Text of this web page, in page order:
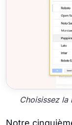
Choisissez
Notre